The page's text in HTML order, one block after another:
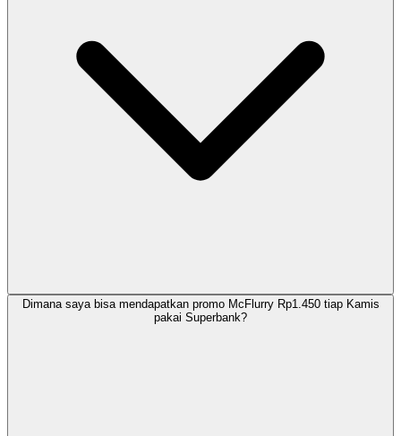
Dimana saya bisa mendapatkan promo McFlurry Rp1.450 tiap Kamis
pakai Superbank?